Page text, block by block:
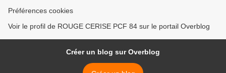
Préférences cookies
Voir le profil de ROUGE CERISE PCF 84 sur le portail Overblog
Créer un blog sur Overblog